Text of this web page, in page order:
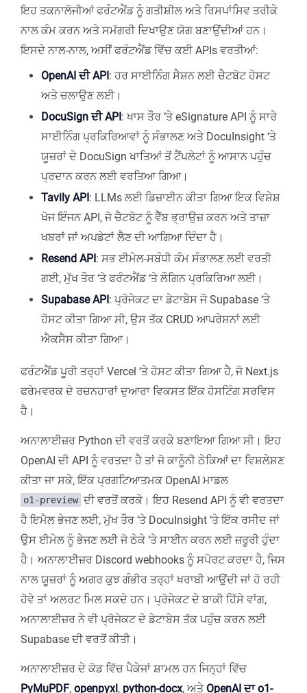
ਇਹ ਤਕਨਾਲੋਜੀਆਂ ਫਰੰਟਐਂਡ ਨੂੰ ਗਤੀਸ਼ੀਲ ਅਤੇ ਰਿਸਪਾਂਸਿਵ ਤਰੀਕੇ
ਨਾਲ ਕੰਮ ਕਰਨ ਅਤੇ ਸਮੱਗਰੀ ਦਿਖਾਉਣ ਯੋਗ ਬਣਾਉਂਦੀਆਂ ਹਨ।
ਇਸਦੇ ਨਾਲ-ਨਾਲ, ਅਸੀਂ ਫਰੰਟਐਂਡ ਵਿੱਚ ਕਈ APIs ਵਰਤੀਆਂ:
OpenAI ਦੀ API : ਹਰ ਸਾਈਨਿੰਗ ਸੈਸ਼ਨ ਲਈ ਚੈਟਬੋਟ ਹੋਸਟ
ਅਤੇ ਚਲਾਉਣ ਲਈ।
DocuSign ਦੀ API : ਖਾਸ ਤੌਰ ‘ਤੇ eSignature API ਨੂੰ ਸਾਰੇ
ਸਾਈਨਿੰਗ ਪ੍ਰਕਿਰਿਆਵਾਂ ਨੂੰ ਸੰਭਾਲਣ ਅਤੇ DocuInsight ‘ਤੇ
ਯੂਜ਼ਰਾਂ ਦੇ DocuSign ਖਾਤਿਆਂ ਤੋਂ ਟੈਂਪਲੇਟਾਂ ਨੂੰ ਆਸਾਨ ਪਹੁੰਚ
ਪ੍ਰਦਾਨ ਕਰਨ ਲਈ ਵਰਤਿਆ ਗਿਆ।
Tavily API : LLMs ਲਈ ਡਿਜ਼ਾਈਨ ਕੀਤਾ ਗਿਆ ਇਕ ਵਿਸ਼ੇਸ਼
ਖੋਜ ਇੰਜਨ API, ਜੋ ਚੈਟਬੋਟ ਨੂੰ ਵੈੱਬ ਭ੍ਰਾਉਜ਼ ਕਰਨ ਅਤੇ ਤਾਜ਼ਾ
ਖਬਰਾਂ ਜਾਂ ਅਪਡੇਟਾਂ ਲੈਣ ਦੀ ਆਗਿਆ ਦਿੰਦਾ ਹੈ।
Resend API : ਸਭ ਈਮੇਲ-ਸਬੰਧੀ ਕੰਮ ਸੰਭਾਲਣ ਲਈ ਵਰਤੀ
ਗਈ, ਮੁੱਖ ਤੌਰ ‘ਤੇ ਫਰੰਟਐਂਡ ‘ਤੇ ਲੌਗਿਨ ਪ੍ਰਕਿਰਿਆ ਲਈ।
Supabase API : ਪ੍ਰੋਜੇਕਟ ਦਾ ਡੇਟਾਬੇਸ ਜੋ Supabase ‘ਤੇ
ਹੋਸਟ ਕੀਤਾ ਗਿਆ ਸੀ, ਉਸ ਤੱਕ CRUD ਆਪਰੇਸ਼ਨਾਂ ਲਈ
ਐਕਸੈਸ ਕੀਤਾ ਗਿਆ।
ਫਰੰਟਐਂਡ ਪੂਰੀ ਤਰ੍ਹਾਂ Vercel ‘ਤੇ ਹੋਸਟ ਕੀਤਾ ਗਿਆ ਹੈ, ਜੋ Next.js
ਫਰੇਮਵਰਕ ਦੇ ਰਚਨਹਾਰਾਂ ਦੁਆਰਾ ਵਿਕਸਤ ਇੱਕ ਹੋਸਟਿੰਗ ਸਰਵਿਸ
ਹੈ।
ਅਨਾਲਾਈਜ਼ਰ Python ਦੀ ਵਰਤੋਂ ਕਰਕੇ ਬਣਾਇਆ ਗਿਆ ਸੀ। ਇਹ
OpenAI ਦੀ API ਨੂੰ ਵਰਤਦਾ ਹੈ ਤਾਂ ਜੋ ਕਾਨੂੰਨੀ ਠੇਕਿਆਂ ਦਾ ਵਿਸ਼ਲੇਸ਼ਣ
ਕੀਤਾ ਜਾ ਸਕੇ, ਇੱਕ ਪ੍ਰਗਟਿਆਤਮਕ OpenAI ਮਾਡਲ
o1-preview ਦੀ ਵਰਤੋਂ ਕਰਕੇ। ਇਹ Resend API ਨੂੰ ਵੀ ਵਰਤਦਾ
ਹੈ ਇਮੈਲ ਭੇਜਣ ਲਈ, ਮੁੱਖ ਤੌਰ ‘ਤੇ DocuInsight ‘ਤੇ ਇੱਕ ਰਸੀਦ ਜਾਂ
ਉਸ ਈਮੇਲ ਨੂੰ ਭੇਜਣ ਲਈ ਜੋ ਠੇਕੇ ‘ਤੇ ਸਾਈਨ ਕਰਨ ਲਈ ਜ਼ਰੂਰੀ ਹੁੰਦਾ
ਹੈ। ਅਨਾਲਾਈਜ਼ਰ Discord webhooks ਨੂੰ ਸਪੋਰਟ ਕਰਦਾ ਹੈ, ਜਿਸ
ਨਾਲ ਯੂਜ਼ਰਾਂ ਨੂੰ ਅਗਰ ਕੁਝ ਗੰਭੀਰ ਤਰ੍ਹਾਂ ਖਰਾਬੀ ਆਉਂਦੀ ਜਾਂ ਹੋ ਰਹੀ
ਹੋਵੇ ਤਾਂ ਅਲਰਟ ਮਿਲ ਸਕਦੇ ਹਨ। ਪ੍ਰੋਜੇਕਟ ਦੇ ਬਾਕੀ ਹਿੱਸੇ ਵਾਂਗ,
ਅਨਾਲਾਈਜ਼ਰ ਨੇ ਵੀ ਪ੍ਰੋਜੇਕਟ ਦੇ ਡੇਟਾਬੇਸ ਤੱਕ ਪਹੁੰਚ ਕਰਨ ਲਈ
Supabase ਦੀ ਵਰਤੋਂ ਕੀਤੀ।
ਅਨਾਲਾਈਜ਼ਰ ਦੇ ਕੋਡ ਵਿੱਚ ਪੈਕੇਜਾਂ ਸ਼ਾਮਲ ਹਨ ਜਿਨ੍ਹਾਂ ਵਿੱਚ
PyMuPDF, openpyxl , python-docx, ਅਤੇ OpenAI ਦਾ o1-